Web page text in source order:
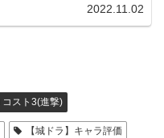
2022.11.02
コスト3(進撃)
【城ドラ】キャラ評価